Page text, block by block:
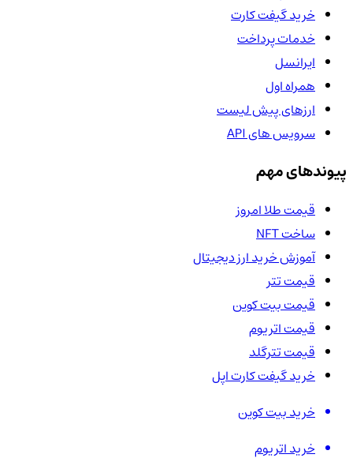
خرید گیفت کارت
خدمات پرداخت
ایرانسل
همراه اول
ارزهای پیش لیست
سرویس های API
پیوندهای مهم
قیمت طلا امروز
ساخت NFT
آموزش خرید ارز دیجیتال
قیمت تتر
قیمت بیت کوین
قیمت اتریوم
قیمت تترگلد
خرید گیفت کارت اپل
خرید بیت کوین
خرید اتریوم